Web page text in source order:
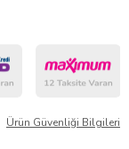
Ürün Güvenliği Bilgileri